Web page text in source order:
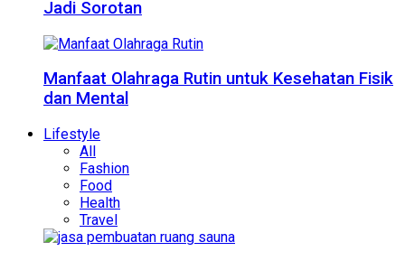
Jadi Sorotan
Manfaat Olahraga Rutin untuk Kesehatan Fisik
dan Mental
Lifestyle
All
Fashion
Food
Health
Travel